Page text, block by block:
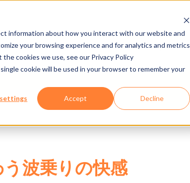
information about how you interact with our website and
your browsing experience and for analytics and metrics
cookies we use, see our Privacy Policy
cookie will be used in your browser to remember your
Accept Decline
・動画 Eラーニング
波乗りの快感